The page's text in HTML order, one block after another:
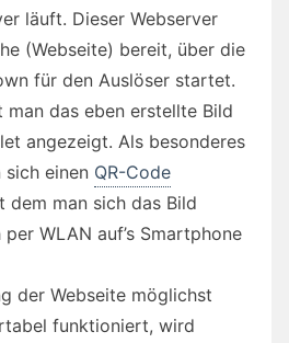
läuft. Dieser Webserver
(Webseite) bereit, über die
für den Auslöser startet.
das eben erstellte Bild
angezeigt. Als besonderes
einen QR-Code
dem man sich das Bild
WLAN auf’s Smartphone
der Webseite möglichst
funktioniert, wird